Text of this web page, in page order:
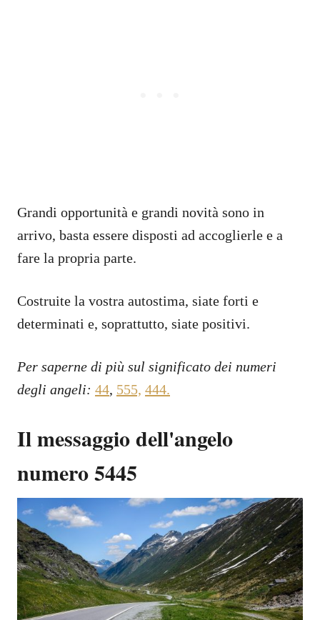
Grandi opportunità e grandi novità sono in
arrivo, basta essere disposti ad accoglierle e a
fare la propria parte.
Costruite la vostra autostima, siate forti e
determinati e, soprattutto, siate positivi.
Per saperne di più sul significato dei numeri
degli angeli: 44, 555, 444.
Il messaggio dell'angelo
numero 5445